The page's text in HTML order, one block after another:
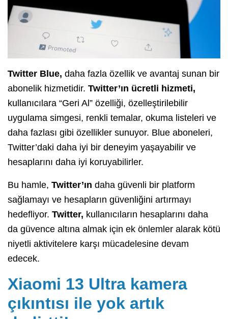
Twitter Blue, daha fazla özellik ve avantaj sunan bir
abonelik hizmetidir. Twitter’ın ücretli hizmeti,
kullanıcılara “Geri Al” özelliği, özelleştirilebilir
uygulama simgesi, renkli temalar, okuma listeleri ve
daha fazlası gibi özellikler sunuyor. Blue aboneleri,
Twitter’daki daha iyi bir deneyim yaşayabilir ve
hesaplarını daha iyi koruyabilirler.
Bu hamle, Twitter’ın daha güvenli bir platform
sağlamayı ve hesapların güvenliğini artırmayı
hedefliyor. Twitter, kullanıcıların hesaplarını daha
da güvence altına almak için ek önlemler alarak kötü
niyetli aktivitelere karşı mücadelesine devam
edecek.
Xiaomi 13 Ultra kamera
çıkıntısı ile yok artık